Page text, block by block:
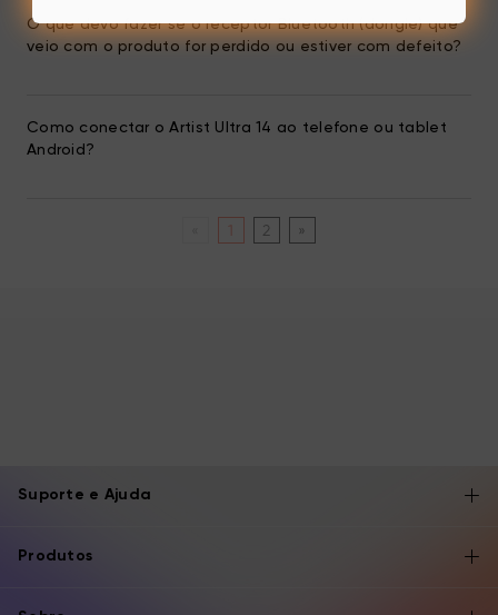
O que devo fazer se o receptor Bluetooth (dongle) que
veio com o produto for perdido ou estiver com defeito?
Como conectar o Artist Ultra 14 ao telefone ou tablet
Android?
2 »
Suporte e Ajuda
Produtos